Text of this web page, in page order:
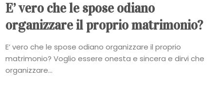
E’ vero che le spose odiano
organizzare il proprio matrimonio?
E’ vero che le spose odiano organizzare il proprio
matrimonio? Voglio essere onesta e sincera e dirvi che
organizzare...